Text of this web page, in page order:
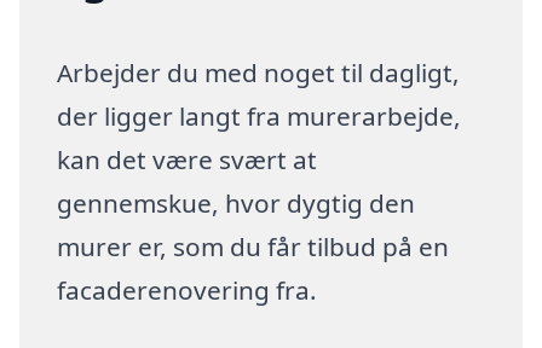
Arbejder du med noget til dagligt,
der ligger langt fra murerarbejde,
kan det være svært at
gennemskue, hvor dygtig den
murer er, som du får tilbud på en
facaderenovering fra.